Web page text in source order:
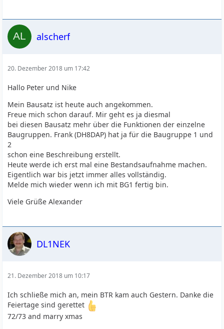
alscherf
20. Dezember 2018 um 17:42
Hallo Peter und Nike
Mein Bausatz ist heute auch angekommen.
Freue mich schon darauf. Mir geht es ja diesmal
bei diesen Bausatz mehr über die Funktionen der einzelne
Baugruppen. Frank (DH8DAP) hat ja für die Baugruppe 1 und
2
schon eine Beschreibung erstellt.
Heute werde ich erst mal eine Bestandsaufnahme machen.
Eigentlich war bis jetzt immer alles vollständig.
Melde mich wieder wenn ich mit BG1 fertig bin.
Viele Grüße Alexander
DL1NEK
21. Dezember 2018 um 10:17
Ich schließe mich an, mein BTR kam auch Gestern. Danke die
Feiertage sind gerettet
72/73 and marry xmas